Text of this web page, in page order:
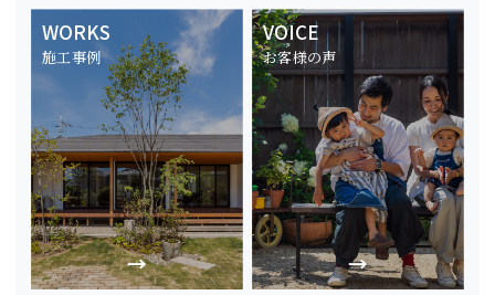
WORKS
施工事例
VOICE
お客様の声